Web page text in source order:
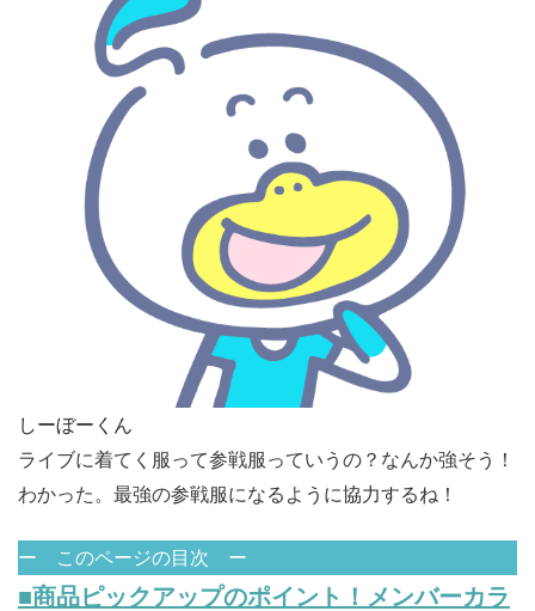
しーぼーくん
ライブに着てく服って参戦服っていうの？なんか強そう！
わかった。最強の参戦服になるように協力するね！
ー このページの目次 ー
■商品ピックアップのポイント！メンバーカラ